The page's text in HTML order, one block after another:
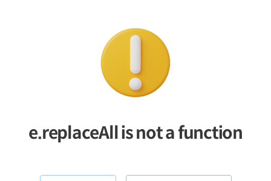
e.replaceAll is not a function